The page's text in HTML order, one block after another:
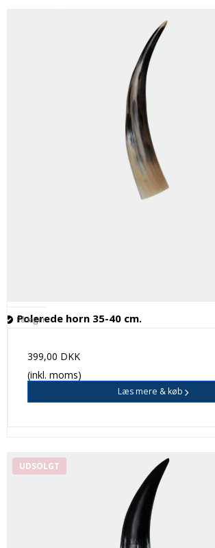
Polerede horn 35-40 cm.
På lager
399,00 DKK
(inkl. moms)
Læs mere & køb
UDSOLGT